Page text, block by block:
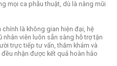
mọi ca phẫu thuật, dù là nâng mũi
là không gian hiện đại, hệ
viên luôn sẵn sàng hỗ trợ tận
trực tiếp tư vấn, thăm khám và
nhận được kết quả hoàn hảo